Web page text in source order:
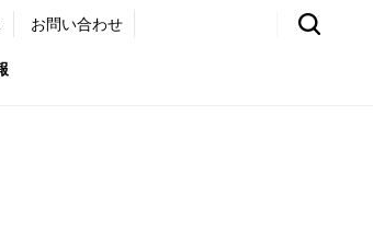
お問い合わせ